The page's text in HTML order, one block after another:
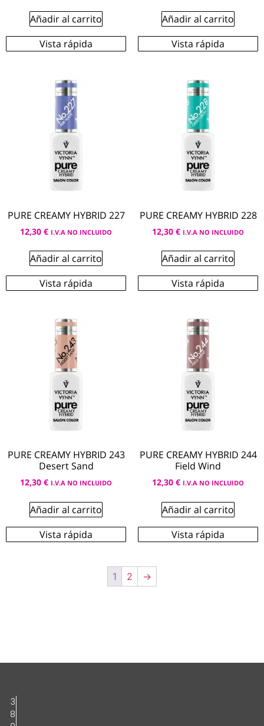
Añadir al carrito
Vista rápida
Añadir al carrito
Vista rápida
PURE CREAMY HYBRID 227
12,30 € I.V.A NO INCLUIDO
Añadir al carrito
Vista rápida
PURE CREAMY HYBRID 228
12,30 € I.V.A NO INCLUIDO
Añadir al carrito
Vista rápida
PURE CREAMY HYBRID 243
Desert Sand
12,30 € I.V.A NO INCLUIDO
Añadir al carrito
Vista rápida
PURE CREAMY HYBRID 244
Field Wind
12,30 € I.V.A NO INCLUIDO
Añadir al carrito
Vista rápida
1 2 →
3
8